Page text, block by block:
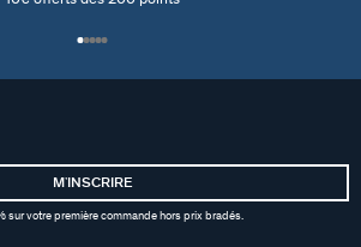
MʼINSCRIRE
sur votre première commande hors prix bradés.